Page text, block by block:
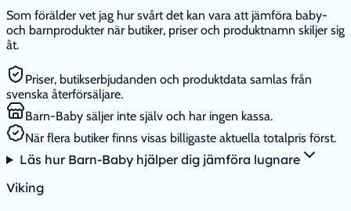
Som förälder vet jag hur svårt det kan vara att jämföra baby-
och barnprodukter när butiker, priser och produktnamn skiljer sig
åt.
Priser, butikserbjudanden och produktdata samlas från
svenska återförsäljare.
Barn-Baby säljer inte själv och har ingen kassa.
När flera butiker finns visas billigaste aktuella totalpris först.
Läs hur Barn-Baby hjälper dig jämföra lugnare
Viking